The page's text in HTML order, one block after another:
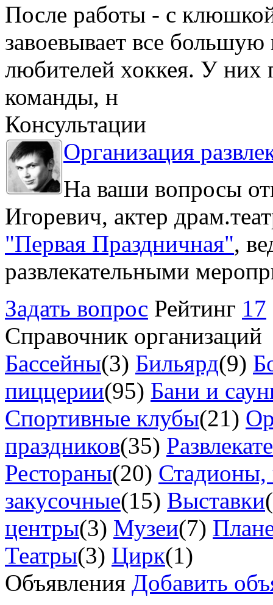
После работы - с
завоевывает все
любителей хоккея. У них
команды, н
Консультации
Организация
На ваши вопросы
Игоревич, актер
"Первая Праздничная",
развлекательными
Задать вопрос Рейтинг 17
Справочник организаций
Бассейны(3) Бильярд(9)
пиццерии(95) Бани и
Спортивные клубы(21)
праздников(35)
Рестораны(20) Стадионы,
закусочные(15) Выставки
центры(3) Музеи(7)
Театры(3) Цирк(1)
Объявления Добавить